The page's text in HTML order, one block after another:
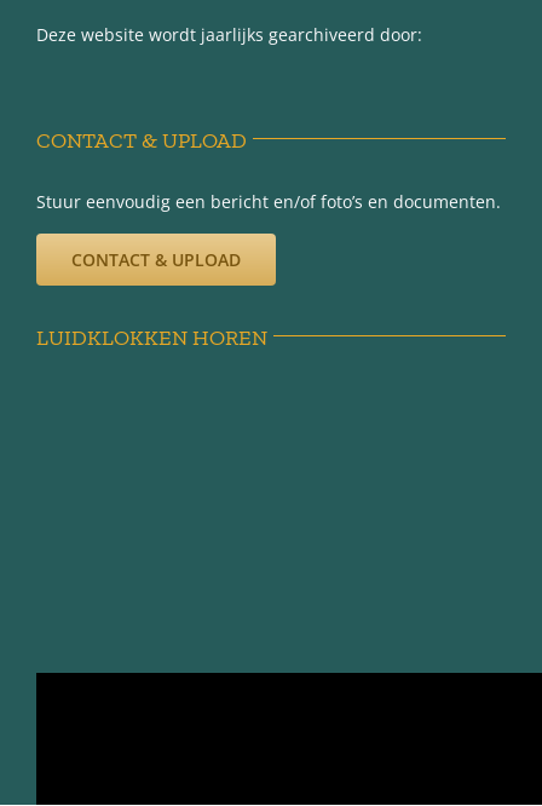
Over Minnertsga
Privacy-verklaring
Deze website wordt jaarlijks gearchiveerd door:
CONTACT & UPLOAD
Stuur eenvoudig een bericht en/of foto’s en documenten.
CONTACT & UPLOAD
LUIDKLOKKEN HOREN